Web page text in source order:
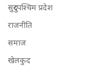
सुदुरपश्चिम प्रदेश
राजनीति
समाज
खेलकुद